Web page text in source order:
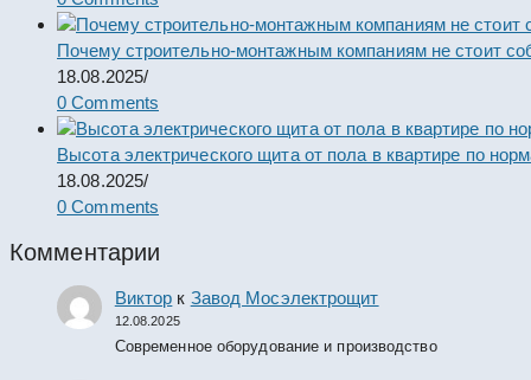
Почему строительно-монтажным компаниям не стоит
18.08.2025/
0 Comments
Высота электрического щита от пола в квартире по
18.08.2025/
0 Comments
Комментарии
Виктор к Завод Мосэлектрощит
12.08.2025
Современное оборудование и производство